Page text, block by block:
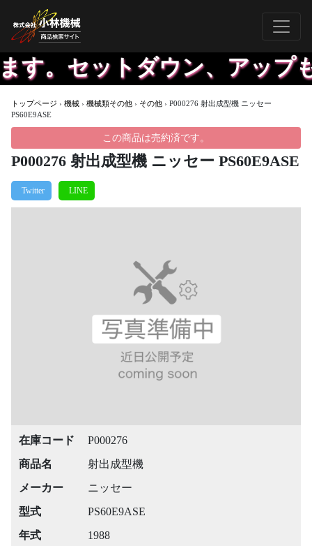
セットダウン、アップも
トップページ › 機械 › 機械類その他 › その他 › P000276 射出成型機 ニッセー
PS60E9ASE
この商品は売約済です。
P000276 射出成型機 ニッセー PS60E9ASE
在庫コード
P000276
商品名
射出成型機
メーカー
ニッセー
型式
PS60E9ASE
年式
1988